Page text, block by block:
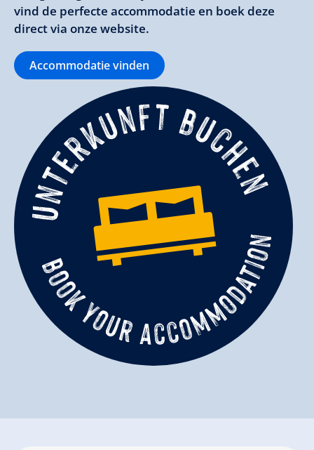
vind de perfecte accommodatie en boek deze
direct via onze website.
Accommodatie vinden